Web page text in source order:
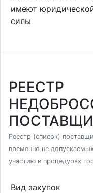
имеют
силы
РЕЕСТР
Реестр (список)
временно не
участию в процедурах
Вид закупок